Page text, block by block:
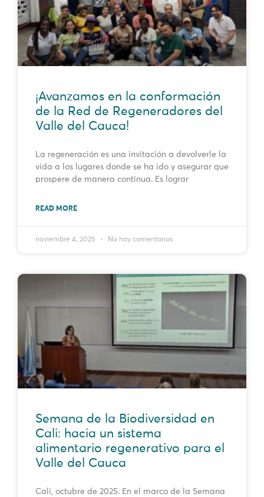
¡Avanzamos en la conformación
de la Red de Regeneradores del
Valle del Cauca!
La regeneración es una invitación a devolverle la
vida a los lugares donde se ha ido y asegurar que
prospere de manera continua. Es lograr
READ MORE
noviembre 4, 2025 No hay comentarios
Semana de la Biodiversidad en
Cali: hacia un sistema
alimentario regenerativo para el
Valle del Cauca
Cali, octubre de 2025. En el marco de la Semana